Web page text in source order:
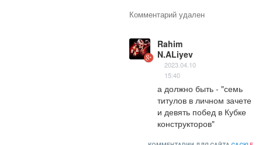
Комментарий удален
Rahim
N.ALiyev
2023.04.10
15:40
а должно быть - "семь
титулов в личном зачете
и девять побед в Кубке
конструкторов"